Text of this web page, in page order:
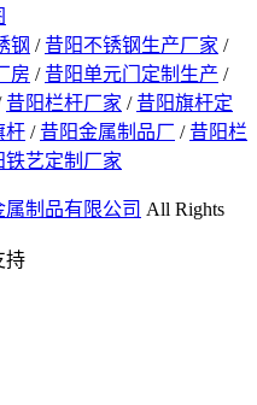
钢 / 昔阳不锈钢生产厂家 /
房 / 昔阳单元门定制生产 /
昔阳栏杆厂家 / 昔阳旗杆定
杆 / 昔阳金属制品厂 / 昔阳栏
铁艺定制厂家
制品有限公司 All Rights
持